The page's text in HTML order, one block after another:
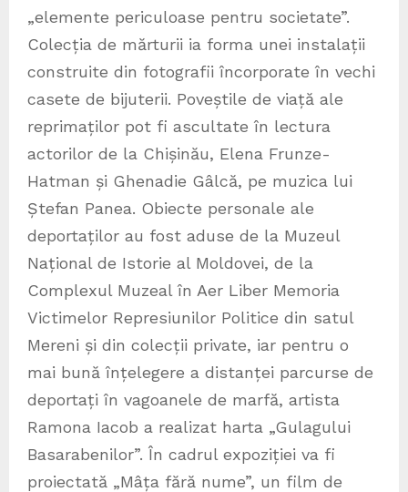
„elemente periculoase pentru societate”.
Colecția de mărturii ia forma unei instalații
construite din fotografii încorporate în vechi
casete de bijuterii. Poveștile de viață ale
reprimaților pot fi ascultate în lectura
actorilor de la Chișinău, Elena Frunze-
Hatman și Ghenadie Gâlcă, pe muzica lui
Ștefan Panea. Obiecte personale ale
deportaților au fost aduse de la Muzeul
Național de Istorie al Moldovei, de la
Complexul Muzeal în Aer Liber Memoria
Victimelor Represiunilor Politice din satul
Mereni și din colecții private, iar pentru o
mai bună înțelegere a distanței parcurse de
deportați în vagoanele de marfă, artista
Ramona Iacob a realizat harta „Gulagului
Basarabenilor”. În cadrul expoziției va fi
proiectată „Mâța fără nume”, un film de